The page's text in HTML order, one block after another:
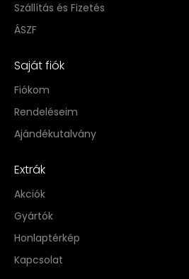
Szállítás és Fizetés
ÁSZF
Saját fiók
Fiókom
Rendeléseim
Ajándékutalvány
Extrák
Akciók
Gyártók
Honlaptérkép
Kapcsolat